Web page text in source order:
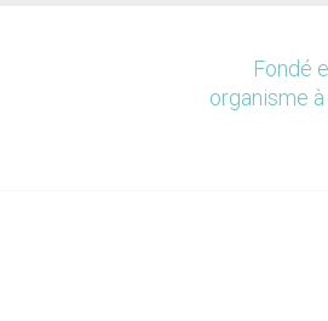
Fondé
organisme